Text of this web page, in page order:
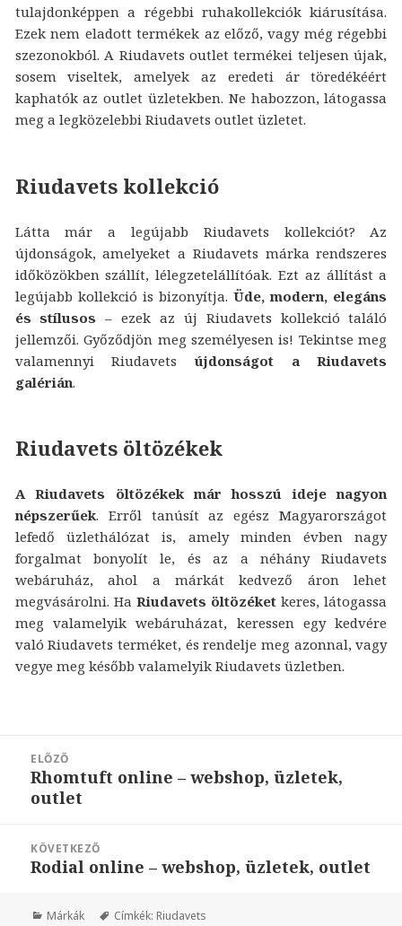
tulajdonképpen a régebbi ruhakollekciók kiárusítása.
Ezek nem eladott termékek az előző, vagy még régebbi
szezonokból. A Riudavets outlet termékei teljesen újak,
sosem viseltek, amelyek az eredeti ár töredékéért
kaphatók az outlet üzletekben. Ne habozzon, látogassa
meg a legközelebbi Riudavets outlet üzletet.
Riudavets kollekció
Látta már a legújabb Riudavets kollekciót? Az
újdonságok, amelyeket a Riudavets márka rendszeres
időközökben szállít, lélegzetelállítóak. Ezt az állítást a
legújabb kollekció is bizonyítja.Üde, modern, elegáns
és stílusos – ezek az új Riudavets kollekció találó
jellemzői. Győződjön meg személyesen is! Tekintse meg
valamennyi Riudavets újdonságot a Riudavets
galérián.
Riudavets öltözékek
A Riudavets öltözékek már hosszú ideje nagyon
népszerűek. Erről tanúsít az egész Magyarországot
lefedő üzlethálózat is, amely minden évben nagy
forgalmat bonyolít le, és az a néhány Riudavets
webáruház, ahol a márkát kedvező áron lehet
megvásárolni. Ha Riudavets öltözéket keres, látogassa
meg valamelyik webáruházat, keressen egy kedvére
való Riudavets terméket, és rendelje meg azonnal, vagy
vegye meg később valamelyik Riudavets üzletben.
navigáció
ELŐZŐ
Korábbi
bejegyzések:
Rhomtuft online – webshop, üzletek,
outlet
KÖVETKEZŐ
Következő
Rodial online – webshop, üzletek, outlet
Márkák Címkék: Riudavets